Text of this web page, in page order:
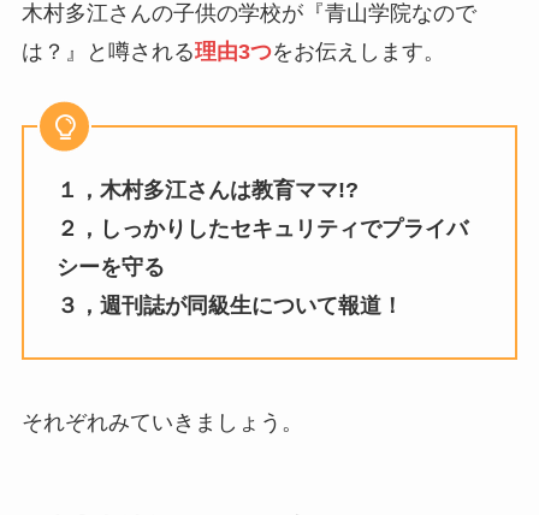
木村多江さんの子供の学校が『青山学院なので
は？』と噂される理由3つをお伝えします。
１，木村多江さんは教育ママ!?
２，しっかりしたセキュリティでプライバ
シーを守る
３，週刊誌が同級生について報道！
それぞれみていきましょう。